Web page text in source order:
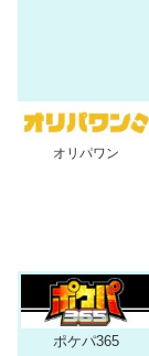
オリパワン
ポケパ365